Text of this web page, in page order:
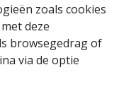
zoals cookies
deze
browsegedrag of
via de optie